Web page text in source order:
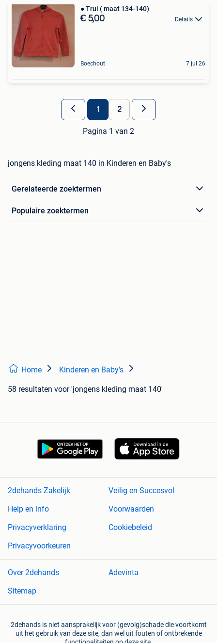
● Trui ( maat 134-140)
€ 5,00 Details
Boechout 7 jul 26
1 2
Pagina 1 van 2
jongens kleding maat 140 in Kinderen en Baby's
Gerelateerde zoektermen
Populaire zoektermen
Home Kinderen en Baby's
58 resultaten voor 'jongens kleding maat 140'
2dehands Zakelijk
Veilig en Succesvol
Help en info
Voorwaarden
Privacyverklaring
Cookiebeleid
Privacyvoorkeuren
Over 2dehands
Adevinta
Sitemap
2dehands is niet aansprakelijk voor (gevolg)schade die voortkomt
uit het gebruik van deze site, dan wel uit fouten of ontbrekende